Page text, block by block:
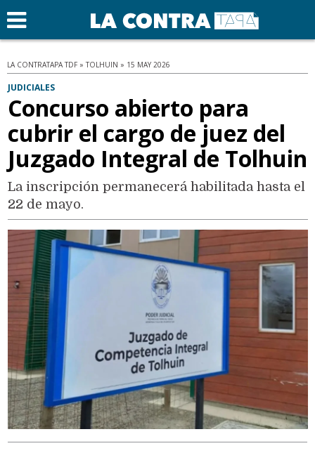
LA CONTRATAPA TDF » TOLHUIN » 15 MAY 2026
JUDICIALES
Concurso abierto para
cubrir el cargo de juez del
Juzgado Integral de Tolhuin
La inscripción permanecerá habilitada hasta el
22 de mayo.